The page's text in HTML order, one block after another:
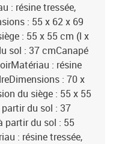
: résine tressée,
: 55 x 62 x 69
: 55 x 55 cm (l x
sol : 37 cmCanapé
: résine
: 70 x
du siège : 55 x 55
du sol : 37
partir du sol : 55
: résine tressée,